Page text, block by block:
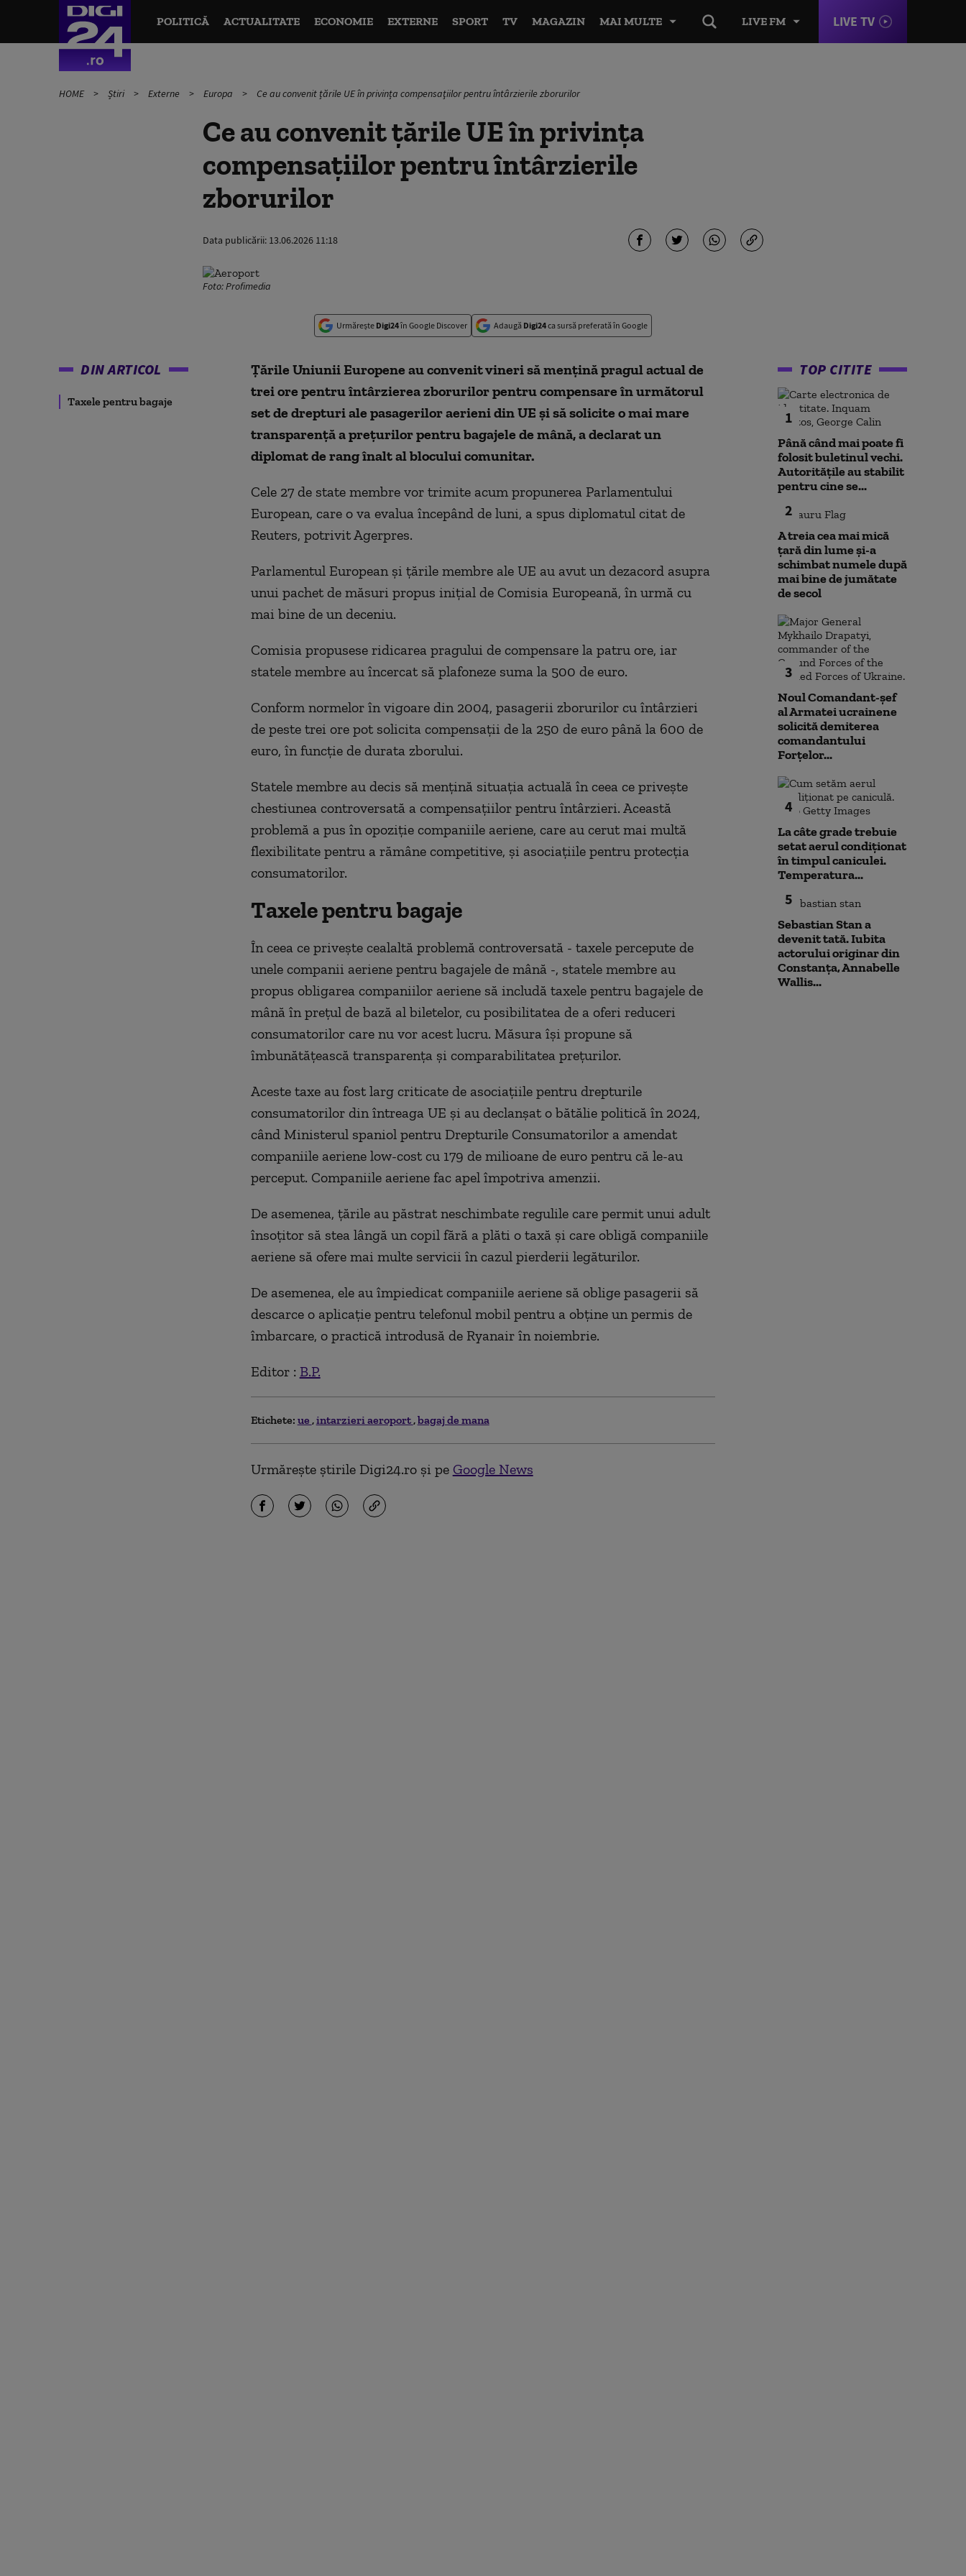
LIVE FM LIVE TV
POLITICĂ ACTUALITATE ECONOMIE EXTERNE SPORT TV MAGAZIN MAI MULTE
HOME Știri Externe Europa Ce au convenit țările UE în privința compensaţiilor pentru întârzierile zborurilor
Ce au convenit țările UE în privința
compensaţiilor pentru întârzierile
zborurilor
Data publicării: 13.06.2026 11:18
Foto: Profimedia
Urmărește Digi24în Google Discover Adaugă Digi24ca sursă preferată în Google
DIN ARTICOL
Taxele pentru bagaje
Ţările Uniunii Europene au convenit vineri să menţină pragul actual de
trei ore pentru întârzierea zborurilor pentru compensare în următorul
set de drepturi ale pasagerilor aerieni din UE şi să solicite o mai mare
transparenţă a preţurilor pentru bagajele de mână, a declarat un
diplomat de rang înalt al blocului comunitar.
Cele 27 de state membre vor trimite acum propunerea Parlamentului
European, care o va evalua începând de luni, a spus diplomatul citat de
Reuters, potrivit Agerpres.
Parlamentul European şi ţările membre ale UE au avut un dezacord asupra
unui pachet de măsuri propus iniţial de Comisia Europeană, în urmă cu
mai bine de un deceniu.
Comisia propusese ridicarea pragului de compensare la patru ore, iar
statele membre au încercat să plafoneze suma la 500 de euro.
Conform normelor în vigoare din 2004, pasagerii zborurilor cu întârzieri
de peste trei ore pot solicita compensaţii de la 250 de euro până la 600 de
euro, în funcţie de durata zborului.
Statele membre au decis să menţină situaţia actuală în ceea ce priveşte
chestiunea controversată a compensaţiilor pentru întârzieri. Această
problemă a pus în opoziţie companiile aeriene, care au cerut mai multă
flexibilitate pentru a rămâne competitive, şi asociaţiile pentru protecţia
consumatorilor.
Taxele pentru bagaje
În ceea ce priveşte cealaltă problemă controversată - taxele percepute de
unele companii aeriene pentru bagajele de mână -, statele membre au
propus obligarea companiilor aeriene să includă taxele pentru bagajele de
mână în preţul de bază al biletelor, cu posibilitatea de a oferi reduceri
consumatorilor care nu vor acest lucru. Măsura îşi propune să
îmbunătăţească transparenţa şi comparabilitatea preţurilor.
Aceste taxe au fost larg criticate de asociaţiile pentru drepturile
consumatorilor din întreaga UE şi au declanşat o bătălie politică în 2024,
când Ministerul spaniol pentru Drepturile Consumatorilor a amendat
companiile aeriene low-cost cu 179 de milioane de euro pentru că le-au
perceput. Companiile aeriene fac apel împotriva amenzii.
De asemenea, ţările au păstrat neschimbate regulile care permit unui adult
însoţitor să stea lângă un copil fără a plăti o taxă şi care obligă companiile
aeriene să ofere mai multe servicii în cazul pierderii legăturilor.
De asemenea, ele au împiedicat companiile aeriene să oblige pasagerii să
descarce o aplicaţie pentru telefonul mobil pentru a obţine un permis de
îmbarcare, o practică introdusă de Ryanair în noiembrie.
Editor : B.P.
Etichete: ue intarzieri aeroport bagaj de mana
Urmărește știrile Digi24.ro și pe Google News
TOP CITITE
1
Până când mai poate fi
folosit buletinul vechi.
Autoritățile au stabilit
pentru cine se...
2
A treia cea mai mică
țară din lume și-a
schimbat numele după
mai bine de jumătate
de secol
3
Noul Comandant-șef
al Armatei ucrainene
solicită demiterea
comandantului
Forțelor...
4
La câte grade trebuie
setat aerul condiționat
în timpul caniculei.
Temperatura...
5
Sebastian Stan a
devenit tată. Iubita
actorului originar din
Constanța, Annabelle
Wallis...